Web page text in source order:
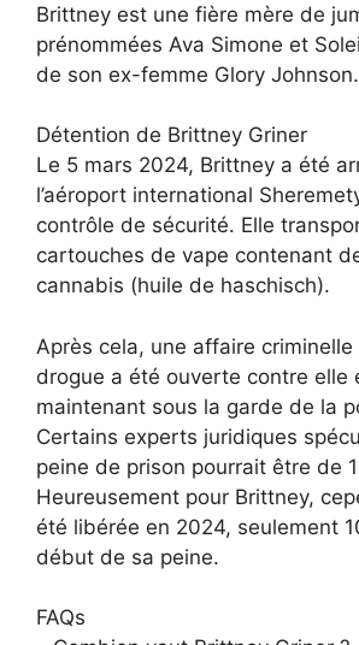
Brittney est une fière mère de
prénommées Ava Simone et
de son ex-femme Glory Johnson.
Détention de Brittney Griner
Le 5 mars 2024, Brittney a été
l’aéroport international
contrôle de sécurité. Elle
cartouches de vape contenant
cannabis (huile de haschisch).
Après cela, une affaire
drogue a été ouverte contre elle
maintenant sous la garde de la
Certains experts juridiques
peine de prison pourrait être de
Heureusement pour Brittney,
été libérée en 2024, seulement
début de sa peine.
FAQs